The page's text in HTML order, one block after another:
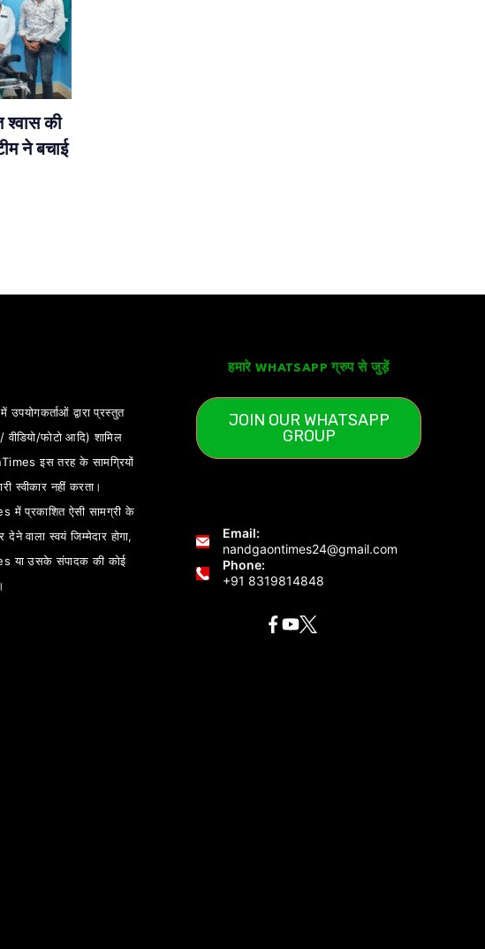
श्वास की
ने बचाई
द्वारा प्रस्तुत
वीडियो/फोटो आदि) शामिल
इस तरह के सामग्रियों
स्वीकार नहीं करता।
में प्रकाशित ऐसी सामग्री के
देने वाला स्वयं जिम्मेदार होगा,
या उसके संपादक की कोई
हमारे WHATSAPP ग्रुप से जुड़ें
JOIN OUR WHATSAPP
GROUP
Email:
nandgaontimes24@gmail.com
Phone:
+91 8319814848